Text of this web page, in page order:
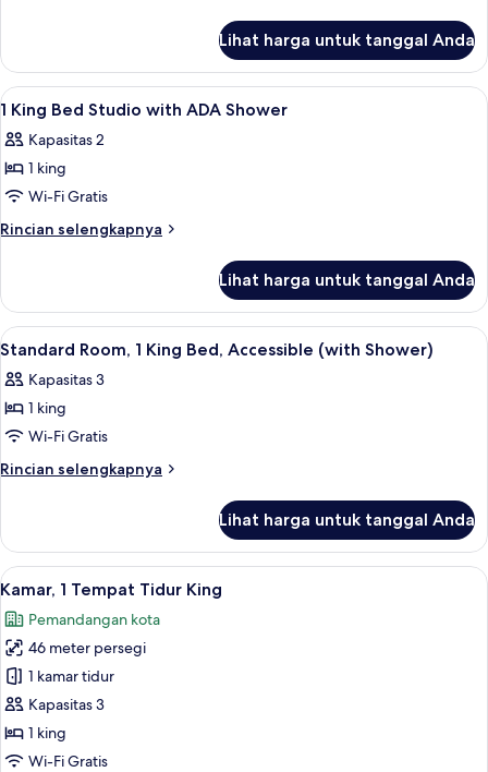
Beds
Studio
Suite,
2
Double
Beds
Lihat harga untuk tanggal Anda
Lihat
semua
foto
untuk
1
King
with
ADA
Shower
Seprai premium, minibar, brankas,
8
1 King Bed Studio with ADA Shower
Kapasitas 2
1 king
Wi-Fi Gratis
Rincian selengkapnya
Rincian
1
King
Bed
with
ADA
Lihat harga untuk tanggal Anda
Lihat
semua
foto
untuk
Standard
Room,
Bed,
Accessible
(with
Shower)
Seprai premium, minibar, brankas,
6
Standard Room, 1 King Bed, Accessible (with Shower)
Kapasitas 3
1 king
Wi-Fi Gratis
Rincian selengkapnya
Rincian
Standard
Room,
1
Bed,
Accessible
(with
Shower)
Lihat harga untuk tanggal Anda
Lihat
semua
foto
untuk
Kamar,
1
Tempat
Tidur
6
Kamar, 1 Tempat Tidur King
Pemandangan kota
46 meter persegi
1 kamar tidur
Kapasitas 3
1 king
Wi-Fi Gratis